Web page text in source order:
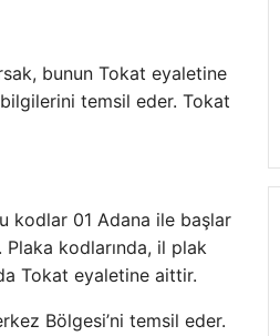
bunun Tokat eyaletine
temsil eder. Tokat
kodlar 01 Adana ile başlar
Plaka kodlarında, il plak
Tokat eyaletine aittir.
Bölgesi’ni temsil eder.